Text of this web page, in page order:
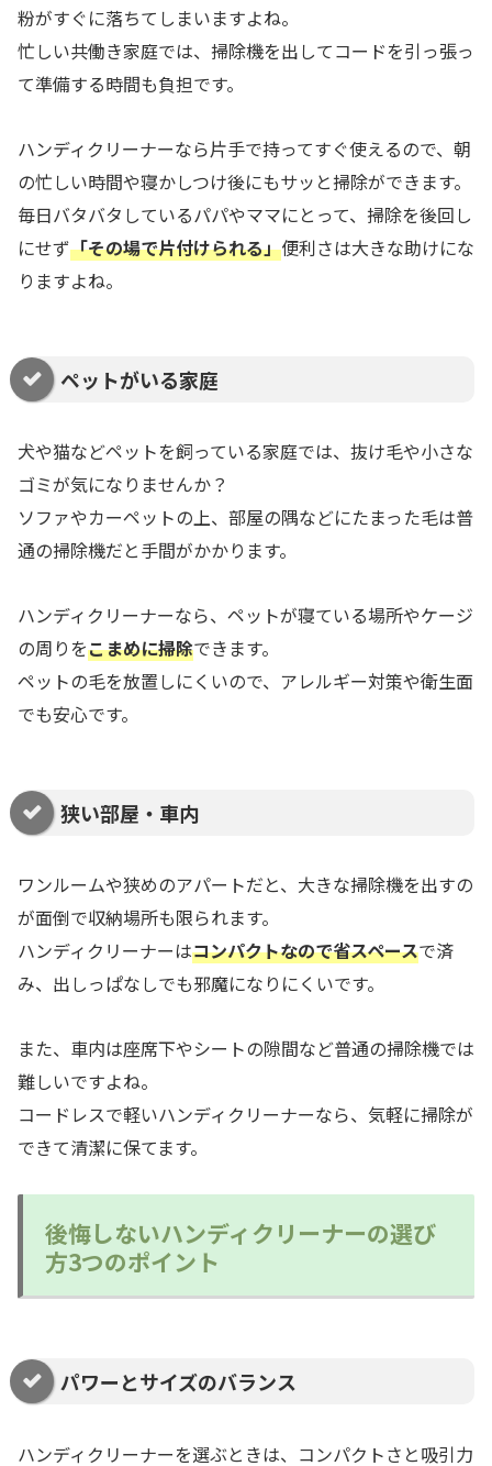
粉がすぐに落ちてしまいますよね。
忙しい共働き家庭では、掃除機を出してコードを引っ張っ
て準備する時間も負担です。
ハンディクリーナーなら片手で持ってすぐ使えるので、朝
の忙しい時間や寝かしつけ後にもサッと掃除ができます。
毎日バタバタしているパパやママにとって、掃除を後回し
にせず「その場で片付けられる」便利さは大きな助けにな
りますよね。
ペットがいる家庭
犬や猫などペットを飼っている家庭では、抜け毛や小さな
ゴミが気になりませんか？
ソファやカーペットの上、部屋の隅などにたまった毛は普
通の掃除機だと手間がかかります。
ハンディクリーナーなら、ペットが寝ている場所やケージ
の周りをこまめに掃除できます。
ペットの毛を放置しにくいので、アレルギー対策や衛生面
でも安心です。
狭い部屋・車内
ワンルームや狭めのアパートだと、大きな掃除機を出すの
が面倒で収納場所も限られます。
ハンディクリーナーはコンパクトなので省スペースで済
み、出しっぱなしでも邪魔になりにくいです。
また、車内は座席下やシートの隙間など普通の掃除機では
難しいですよね。
コードレスで軽いハンディクリーナーなら、気軽に掃除が
できて清潔に保てます。
後悔しないハンディクリーナーの選び
方3つのポイント
パワーとサイズのバランス
ハンディクリーナーを選ぶときは、コンパクトさと吸引力